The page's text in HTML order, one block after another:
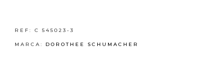
REF: C 545023-3
MARCA: DOROTHEE SCHUMACHER